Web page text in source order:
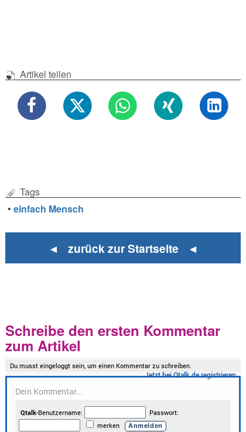
Artikel teilen
Tags
•einfach Mensch
◄ zurück zur Startseite ◄
Schreibe den ersten Kommentar
zum Artikel